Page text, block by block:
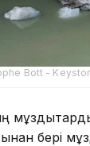
Bott -
бері